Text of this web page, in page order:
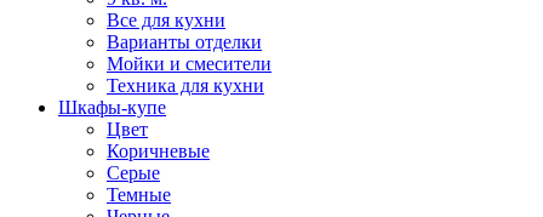
Все для кухни
Варианты отделки
Мойки и смесители
Техника для кухни
Шкафы-купе
Цвет
Коричневые
Серые
Темные